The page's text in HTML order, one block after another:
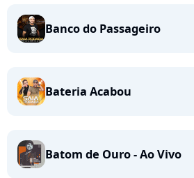
Banco do Passageiro
Bateria Acabou
Batom de Ouro - Ao Vivo